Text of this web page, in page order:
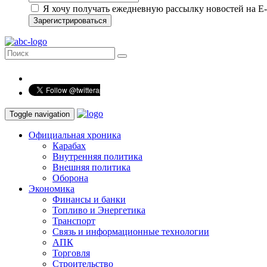
Я хочу получать ежедневную рассылку новостей на
Зарегистрироваться
Toggle navigation
Официальная хроника
Карабах
Внутренняя политика
Внешняя политика
Оборона
Экономика
Финансы и банки
Топливо и Энергетика
Транспорт
Связь и информационные технологии
АПК
Торговля
Строительство